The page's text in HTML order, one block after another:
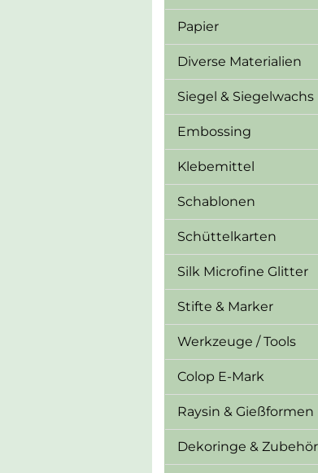
Papier
Diverse Materialien
Siegel & Siegelwachs
Embossing
Klebemittel
Schablonen
Schüttelkarten
Silk Microfine Glitter
Stifte & Marker
Werkzeuge / Tools
Colop E-Mark
Raysin & Gießformen
Dekoringe & Zubehör